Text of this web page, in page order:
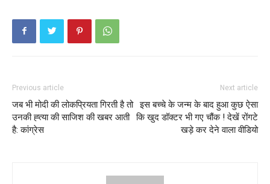
Previous article
जब भी मोदी की लोकप्रियता गिरती है तो
उनकी ह्त्या की साजिश की खबर आती
है: कांग्रेस
Next article
इस बच्चे के जन्म के बाद हुआ कुछ ऐसा
कि खुद डॉक्टर भी गए चौंक ! देखें रोंगटे
खड़े कर देने वाला वीडियो